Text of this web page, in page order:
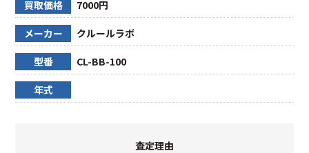
買取価格 7000円
メーカー クルールラボ
型番 CL-BB-100
年式
査定理由